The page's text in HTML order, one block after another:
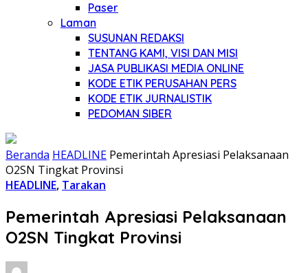
Paser
Laman
SUSUNAN REDAKSI
TENTANG KAMI, VISI DAN MISI
JASA PUBLIKASI MEDIA ONLINE
KODE ETIK PERUSAHAN PERS
KODE ETIK JURNALISTIK
PEDOMAN SIBER
Beranda HEADLINE Pemerintah Apresiasi Pelaksanaan
O2SN Tingkat Provinsi
HEADLINE, Tarakan
Pemerintah Apresiasi Pelaksanaan
O2SN Tingkat Provinsi